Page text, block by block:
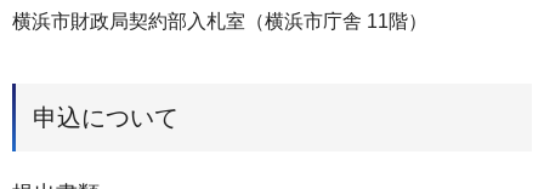
横浜市財政局契約部入札室（横浜市庁舎 11階）
申込について